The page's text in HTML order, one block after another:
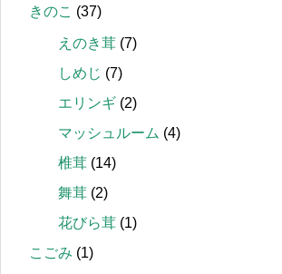
きのこ (37)
えのき茸 (7)
しめじ (7)
エリンギ (2)
マッシュルーム (4)
椎茸 (14)
舞茸 (2)
花びら茸 (1)
こごみ (1)